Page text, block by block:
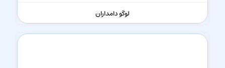
لوگو دامداران